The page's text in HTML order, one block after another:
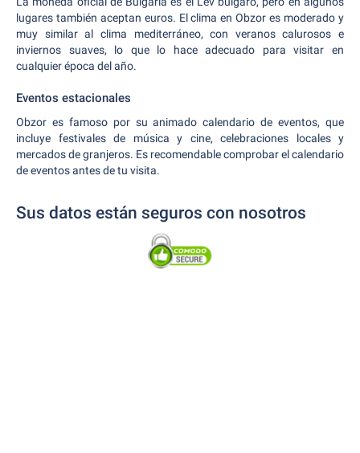
lugares también aceptan euros. El clima en Obzor es moderado y
muy similar al clima mediterráneo, con veranos calurosos e
inviernos suaves, lo que lo hace adecuado para visitar en
cualquier época del año.
Eventos estacionales
Obzor es famoso por su animado calendario de eventos, que
incluye festivales de música y cine, celebraciones locales y
mercados de granjeros. Es recomendable comprobar el calendario
de eventos antes de tu visita.
Sus datos están seguros con nosotros